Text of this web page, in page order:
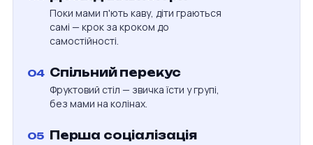
Поки мами п'ють каву, діти граються
самі — крок за кроком до
самостійності.
04 Спільний перекус
Фруктовий стіл — звичка їсти у групі,
без мами на колінах.
05 Перша соціалізація